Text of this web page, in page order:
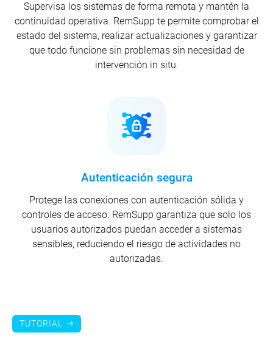
Supervisa los sistemas de forma remota y mantén la
continuidad operativa. RemSupp te permite comprobar el
estado del sistema, realizar actualizaciones y garantizar
que todo funcione sin problemas sin necesidad de
intervención in situ.
Autenticación segura
Protege las conexiones con autenticación sólida y
controles de acceso. RemSupp garantiza que solo los
usuarios autorizados puedan acceder a sistemas
sensibles, reduciendo el riesgo de actividades no
autorizadas.
TUTORIAL